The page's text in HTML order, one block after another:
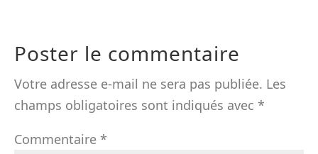
Poster le commentaire
Votre adresse e-mail ne sera pas publiée. Les
champs obligatoires sont indiqués avec *
Commentaire *